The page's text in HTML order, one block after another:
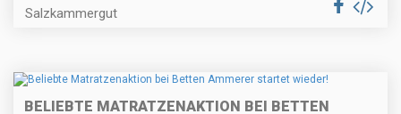
Salzkammergut
BELIEBTE MATRATZENAKTION BEI BETTEN